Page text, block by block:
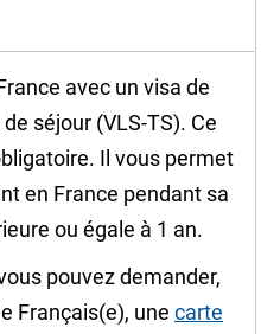
avec un visa de
séjour (VLS-TS). Ce
Il vous permet
en France pendant sa
ou égale à 1 an.
pouvez demander,
Français(e), une carte